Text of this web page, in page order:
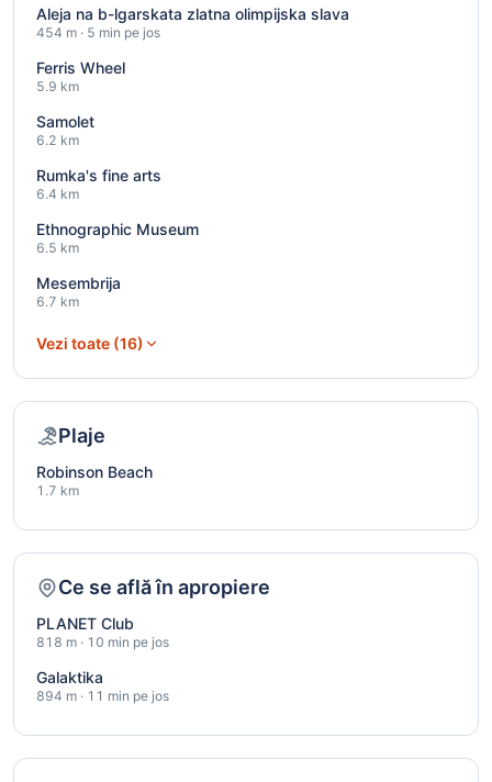
Aleja na b-lgarskata zlatna olimpijska slava
454 m · 5 min pe jos
Ferris Wheel
5.9 km
Samolet
6.2 km
Rumka's fine arts
6.4 km
Ethnographic Museum
6.5 km
Mesembrija
6.7 km
Vezi toate (16)
Plaje
Robinson Beach
1.7 km
Ce se află în apropiere
PLANET Club
818 m · 10 min pe jos
Galaktika
894 m · 11 min pe jos